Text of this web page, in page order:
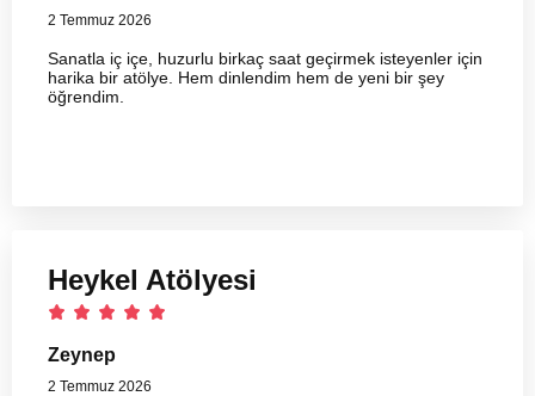
2 Temmuz 2026
Sanatla iç içe, huzurlu birkaç saat geçirmek isteyenler için
harika bir atölye. Hem dinlendim hem de yeni bir şey
öğrendim.
Heykel Atölyesi
Zeynep
2 Temmuz 2026